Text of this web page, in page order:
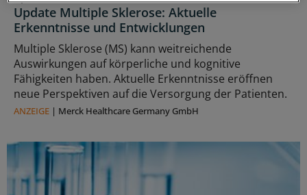
Update Multiple Sklerose: Aktuelle
Erkenntnisse und Entwicklungen
Multiple Sklerose (MS) kann weitreichende
Auswirkungen auf körperliche und kognitive
Fähigkeiten haben. Aktuelle Erkenntnisse eröffnen
neue Perspektiven auf die Versorgung der Patienten.
ANZEIGE | Merck Healthcare Germany GmbH